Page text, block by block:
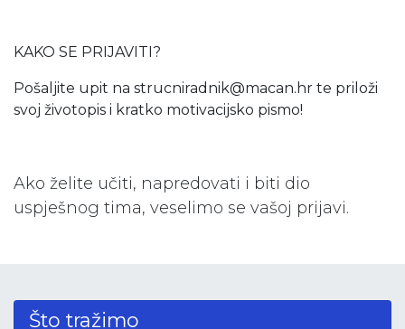
KAKO SE PRIJAVITI?
Pošaljite upit na strucniradnik@macan.hr te priloži
svoj životopis i kratko motivacijsko pismo!
Ako želite učiti, napredovati i biti dio
uspješnog tima, veselimo se vašoj prijavi.
Što tražimo